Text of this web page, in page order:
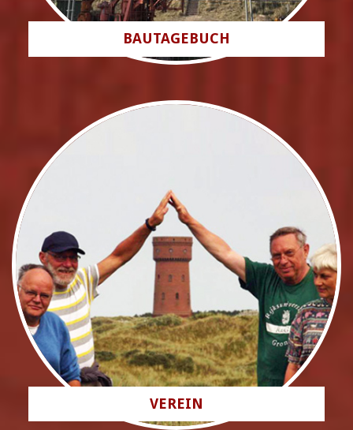
BAUTAGEBUCH
VEREIN